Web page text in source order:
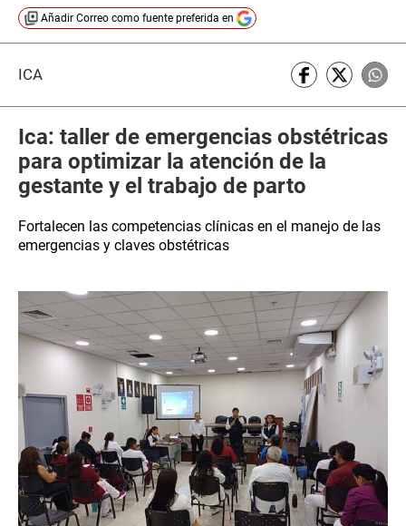
Añadir Correo como fuente preferida en
ICA
Ica: taller de emergencias obstétricas
para optimizar la atención de la
gestante y el trabajo de parto
Fortalecen las competencias clínicas en el manejo de las
emergencias y claves obstétricas